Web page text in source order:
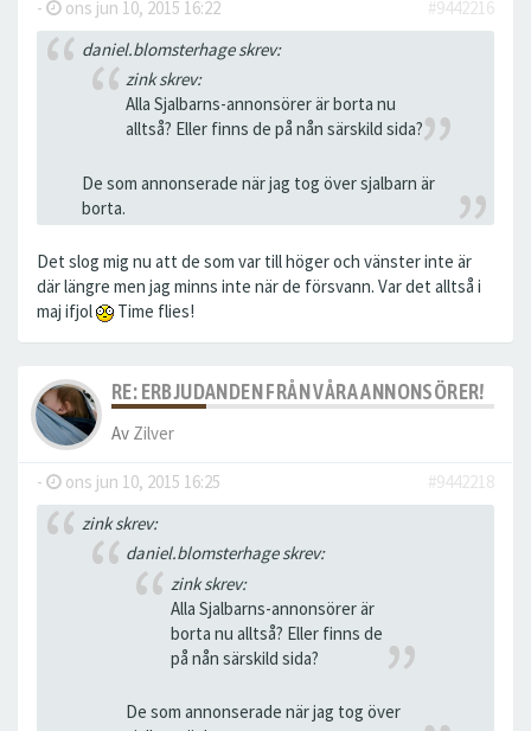
- ons jun 10, 2015 16:22
#9442216
daniel.blomsterhage skrev:
zink skrev:
Alla Sjalbarns-annonsörer är borta nu
alltså? Eller finns de på nån särskild sida?
De som annonserade när jag tog över sjalbarn är
borta.
Det slog mig nu att de som var till höger och vänster inte är
där längre men jag minns inte när de försvann. Var det alltså i
maj ifjol
Time flies!
RE: ERBJUDANDEN FRÅN VÅRA ANNONSÖRER!
Av Zilver
- ons jun 10, 2015 16:25
#9442218
zink skrev:
daniel.blomsterhage skrev:
zink skrev:
Alla Sjalbarns-annonsörer är
borta nu alltså? Eller finns de
på nån särskild sida?
De som annonserade när jag tog över